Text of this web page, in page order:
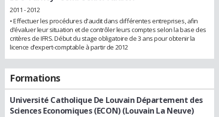
2011 - 2012
• Effectuer les procédures d'audit dans différentes entreprises, afin
d’évaluer leur situation et de contrôler leurs comptes selon la base des
critères de IFRS. Début du stage obligatoire de 3 ans pour obtenir la
licence d’expert-comptable à partir de 2012
Formations
Université Catholique De Louvain Département des
Sciences Economiques (ECON) (Louvain La Neuve)